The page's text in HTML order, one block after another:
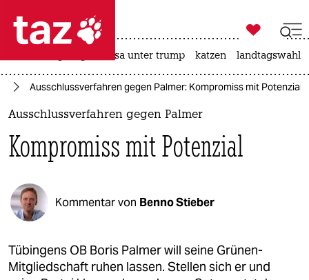
 taz zahl ich
taz zahl ich
politik
öko
gesellschaft
kultur

taz zahl ich
usa unter trump katzen landtagswahl
Ausschlussverfahren gegen Palmer: Kompromiss mit Potenzial
Ausschlussverfahren gegen Palmer
Kompromiss mit Potenzial
Kommentar von Benno Stieber
Tübingens OB Boris Palmer will seine Grünen-
Mitgliedschaft ruhen lassen. Stellen sich er und